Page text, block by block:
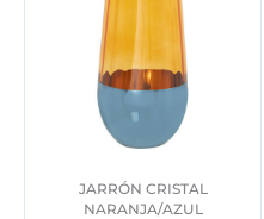
JARRÓN CRISTAL
NARANJA/AZUL